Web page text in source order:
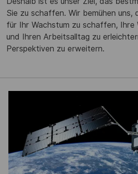
Sie zu schaffen. Wir bemühen uns,
für Ihr Wachstum zu schaffen, Ihre
und Ihren Arbeitsalltag zu
Perspektiven zu erweitern.